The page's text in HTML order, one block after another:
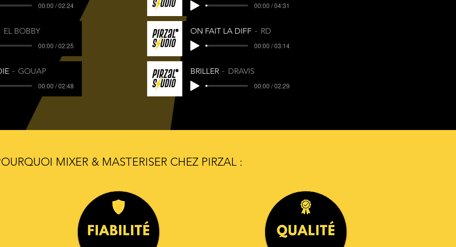
00:00 / 02:24
EL BOBBY
00:00 / 02:25
GOUAP
00:00 / 02:48
00:00 / 04:31
ON FAIT LA DIFF RD
00:00 / 03:14
BRILLER DRAVIS
00:00 / 02:29
MIXER & MASTERISER CHEZ PIRZAL :